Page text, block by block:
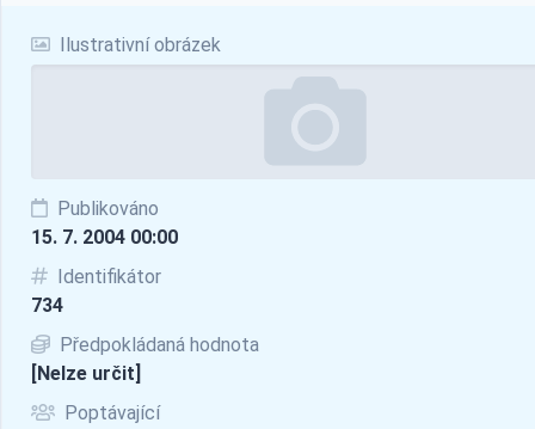
Ilustrativní obrázek
Publikováno
15. 7. 2004 00:00
Identifikátor
734
Předpokládaná hodnota
[Nelze určit]
Poptávající